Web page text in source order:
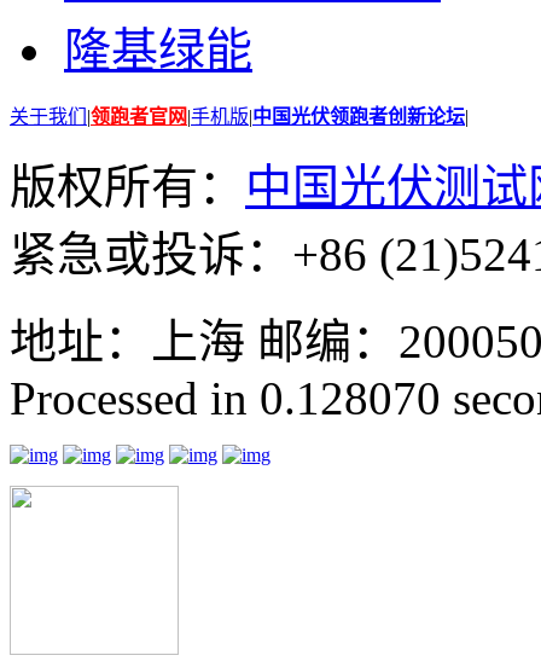
隆基绿能
关于我们 |领跑者官网|手机版|中国光伏领跑者创新论坛|
版权所有： 中国光伏测试
紧急或投诉：+86
地址：上海 邮编：
Processed in 0.128070